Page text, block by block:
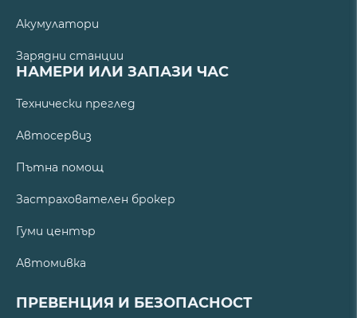
Акумулатори
Зарядни станции
НАМЕРИ ИЛИ ЗАПАЗИ ЧАС
Технически преглед
Автосервиз
Пътна помощ
Застрахователен брокер
Гуми център
Автомивка
ПРЕВЕНЦИЯ И БЕЗОПАСНОСТ